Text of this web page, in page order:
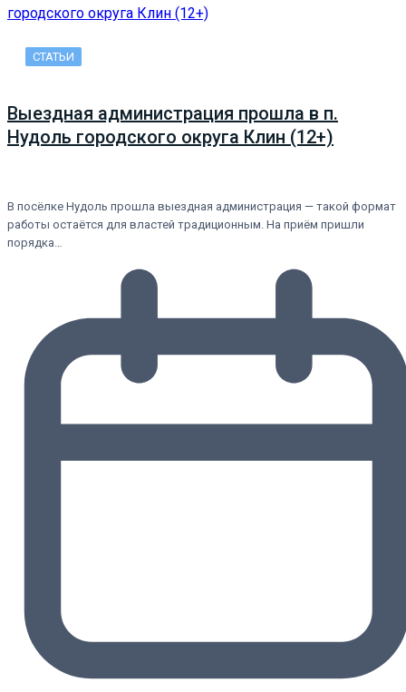
СТАТЬИ
Выездная администрация прошла в п.
Нудоль городского округа Клин (12+)
В посёлке Нудоль прошла выездная администрация — такой формат
работы остаётся для властей традиционным. На приём пришли
порядка…